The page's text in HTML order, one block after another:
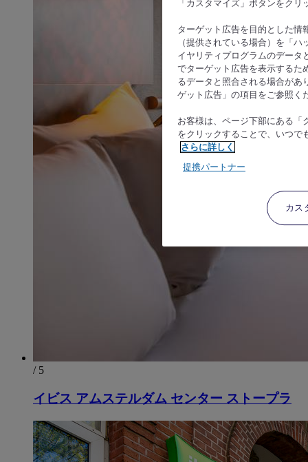
/ 5
イビス アムステルダム センター ストープラ
「カスタマイズ」ボタンをク
ターゲット広告を目的とした情
（提供されている場合）を「
イヤリティプログラムのデータ
でターゲット広告を表示するた
るデータと照合される場合があ
ゲット広告」の項目をご参照く
お客様は、ページ下部にある「
をクリックすることで、いつで
さらに詳しく
提携パートナー
カス